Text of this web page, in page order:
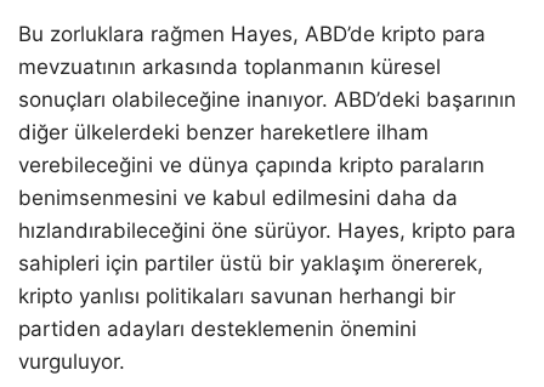
Bu zorluklara rağmen Hayes, ABD’de kripto para
mevzuatının arkasında toplanmanın küresel
sonuçları olabileceğine inanıyor. ABD’deki başarının
diğer ülkelerdeki benzer hareketlere ilham
verebileceğini ve dünya çapında kripto paraların
benimsenmesini ve kabul edilmesini daha da
hızlandırabileceğini öne sürüyor. Hayes, kripto para
sahipleri için partiler üstü bir yaklaşım önererek,
kripto yanlısı politikaları savunan herhangi bir
partiden adayları desteklemenin önemini
vurguluyor.